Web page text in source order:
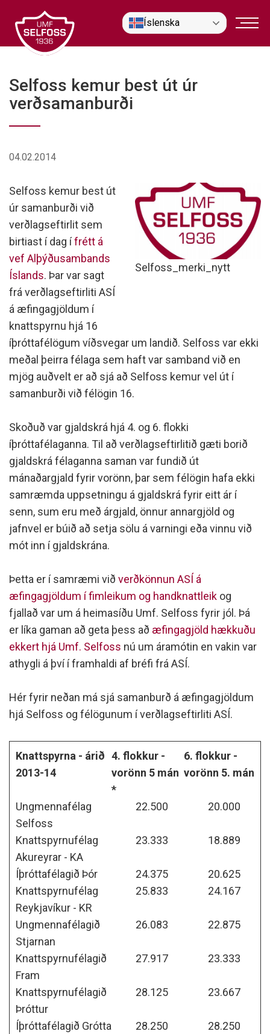
efni
Íslenska
Selfoss kemur best út úr
verðsamanburði
04.02.2014
Selfoss_merki_nytt
Selfoss kemur best út
úr samanburði við
verðlagseftirlit sem
birtiast í dag ífrétt á
vef Alþýðusambands
Íslands. Þar var sagt
frá verðlagseftirliti ASÍ
á æfingagjöldum í
knattspyrnu hjá 16
íþróttafélögum víðsvegar um landið. Selfoss var ekki
meðal þeirra félaga sem haft var samband við en
mjög auðvelt er að sjá að Selfoss kemur vel út í
samanburði við félögin 16.
Skoðuð var gjaldskrá hjá 4. og 6. flokki
íþróttafélaganna. Til að verðlagseftirlitið gæti borið
gjaldskrá félaganna saman var fundið út
mánaðargjald fyrir vorönn, þar sem félögin hafa ekki
samræmda uppsetningu á gjaldskrá fyrir eitt ár í
senn, sum eru með árgjald, önnur annargjöld og
jafnvel er búið að setja sölu á varningi eða vinnu við
mót inn í gjaldskrána.
Þetta er í samræmi við verðkönnun ASÍ á
æfingagjöldum í fimleikum og handknattleik og
fjallað var um á heimasíðu Umf. Selfoss fyrir jól. Þá
er líka gaman að geta þess að æfingagjöld hækkuðu
ekkert hjá Umf. Selfoss nú um áramótin en vakin var
athygli á því í framhaldi af bréfi frá ASÍ.
Hér fyrir neðan má sjá samanburð á æfingagjöldum
hjá Selfoss og félögunum í verðlagseftirliti ASÍ.
Knattspyrna - árið
2013-14
4. flokkur -
vorönn 5 mán
*
6. flokkur -
vorönn 5. mán
Ungmennafélag
Selfoss
22.500 20.000
Knattspyrnufélag
Akureyrar - KA
23.333 18.889
Íþróttafélagið Þór 24.375
20.625
Knattspyrnufélag
Reykjavíkur - KR
25.833 24.167
Ungmennafélagið
Stjarnan
26.083 22.875
Knattspyrnufélagið
Fram
27.917 23.333
Knattspyrnufélagið
Þróttur
28.125 23.667
Íþróttafélagið Grótta 28.250
28.250